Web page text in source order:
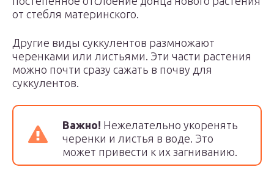
от стебля материнского.
Другие виды суккулентов размножают
черенками или листьями. Эти части растения
можно почти сразу сажать в почву для
суккулентов.
Важно! Нежелательно укоренять
черенки и листья в воде. Это
может привести к их загниванию.